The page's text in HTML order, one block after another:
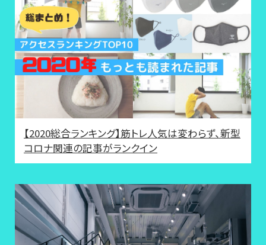
【2020総合ランキング】筋トレ人気は変わらず、新型
コロナ関連の記事がランクイン